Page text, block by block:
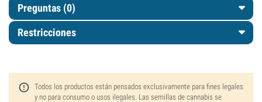
Preguntas (0)
Restricciones
Todos los productos están pensados exclusivamente para fines legales
y no para consumo o usos ilegales. Las semillas de cannabis se